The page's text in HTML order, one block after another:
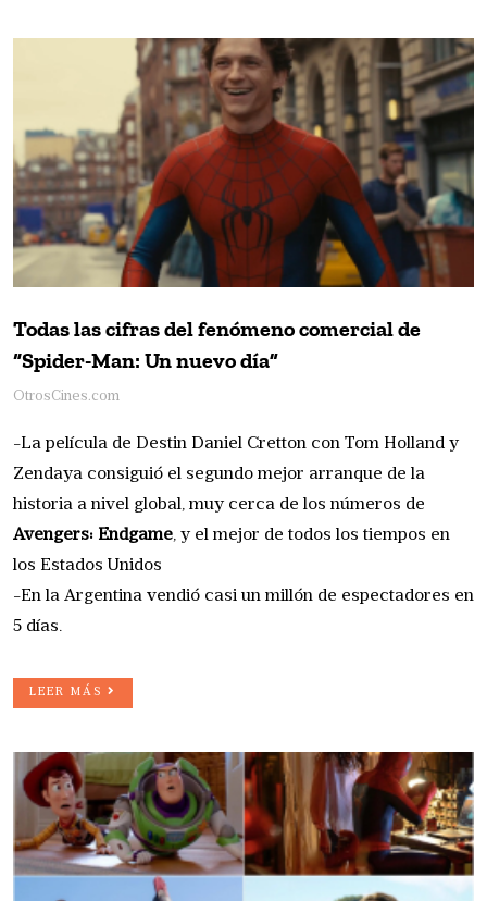
Todas las cifras del fenómeno comercial de
“Spider-Man: Un nuevo día”
OtrosCines.com
-La película de Destin Daniel Cretton con Tom Holland y
Zendaya consiguió el segundo mejor arranque de la
historia a nivel global, muy cerca de los números de
Avengers: Endgame, y el mejor de todos los tiempos en
los Estados Unidos
-En la Argentina vendió casi un millón de espectadores en
5 días.
LEER MÁS